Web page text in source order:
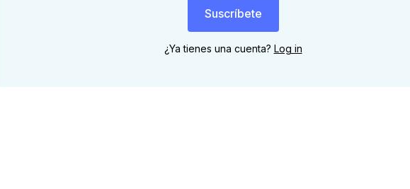
Suscríbete
¿Ya tienes una cuenta? Log in